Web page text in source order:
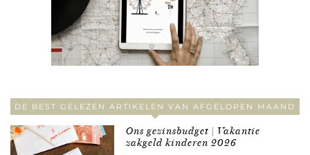
DE BEST GELEZEN ARTIKELEN VAN AFGELOPEN MAAND
Ons gezinsbudget | Vakantie
zakgeld kinderen 2026